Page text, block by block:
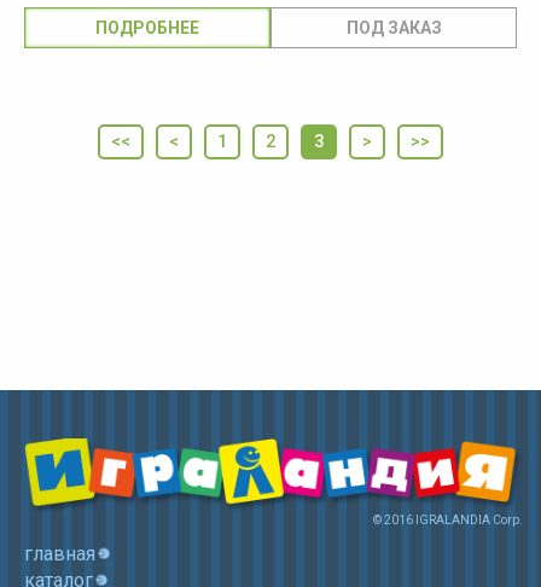
ПОДРОБНЕЕ
<< < 1 2 3 > >>
© 2016 IGRALANDIA Corp.
главная
каталог